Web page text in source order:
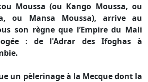
Moussa (ou Kango Moussa, ou
ou Mansa Moussa), arrive au
son règne que l’Empire du Mali
: de l'Adrar des Ifoghas à
un pèlerinage à la Mecque dont la